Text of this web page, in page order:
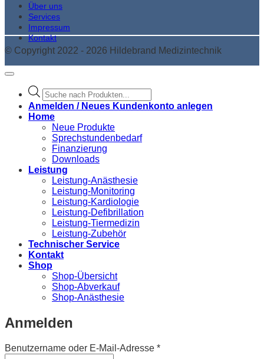
Über uns
Services
Impressum
Kontakt
© Copyright 2022 - 2026 Hildebrand Medizintechnik
Products
search
Anmelden / Neues Kundenkonto anlegen
Home
Neue Produkte
Sprechstundenbedarf
Finanzierung
Downloads
Leistung
Leistung-Anästhesie
Leistung-Monitoring
Leistung-Kardiologie
Leistung-Defibrillation
Leistung-Tiermedizin
Leistung-Zubehör
Technischer Service
Kontakt
Shop
Shop-Übersicht
Shop-Abverkauf
Shop-Anästhesie
Anmelden
Benutzername oder E-Mail-Adresse *Erforderlich